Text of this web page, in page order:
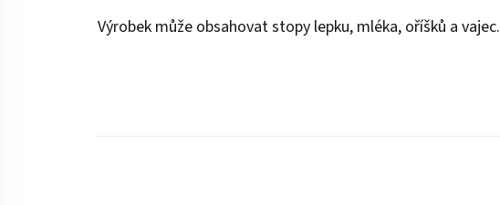
Výrobek může obsahovat stopy lepku, mléka, oříšků a vajec.